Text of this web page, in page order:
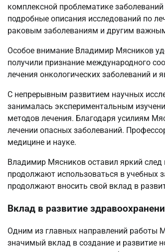
комплексной проблематике
подробные описания исследований по
раковым заболеваниям и другим
Особое внимание Владимир Мясников
получили признание международного
лечения онкологических заболеваний и
С непрерывным развитием научных
занималась экспериментальным
методов лечения. Благодаря усилиям
лечении опасных заболеваний.
медицине и науке.
Владимир Мясников оставил яркий след
продолжают использоваться в учебных
продолжают вносить свой вклад в
Вклад в развитие
Одним из главных направлений работы
значимый вклад в создание и развитие